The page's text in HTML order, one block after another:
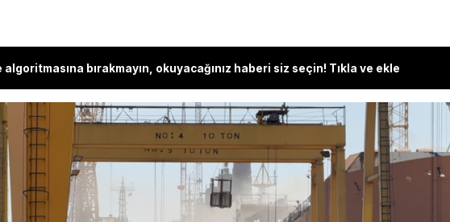
algoritmasına bırakmayın, okuyacağınız haberi siz seçin! Tıkla ve ekle